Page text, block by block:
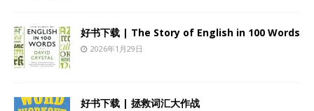
好书下载 | The Story of English in 100 Words
2026年1月29日
好书下载 | 拯救词汇大作战